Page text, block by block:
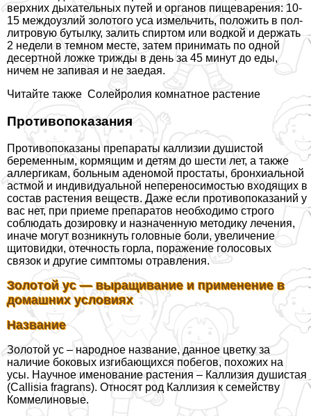
верхних дыхательных путей и органов пищеварения: 10-
15 междоузлий золотого уса измельчить, положить в пол-
литровую бутылку, залить спиртом или водкой и держать
2 недели в темном месте, затем принимать по одной
десертной ложке трижды в день за 45 минут до еды,
ничем не запивая и не заедая.
Читайте также Солейролия комнатное растение
Противопоказания
Противопоказаны препараты каллизии душистой
беременным, кормящим и детям до шести лет, а также
аллергикам, больным аденомой простаты, бронхиальной
астмой и индивидуальной непереносимостью входящих в
состав растения веществ. Даже если противопоказаний у
вас нет, при приеме препаратов необходимо строго
соблюдать дозировку и назначенную методику лечения,
иначе могут возникнуть головные боли, увеличение
щитовидки, отечность горла, поражение голосовых
связок и другие симптомы отравления.
Золотой ус — выращивание и применение в
домашних условиях
Название
Золотой ус – народное название, данное цветку за
наличие боковых изгибающихся побегов, похожих на
усы. Научное именование растения – Каллизия душистая
(Callisia fragrans). Относят род Каллизия к семейству
Коммелиновые.